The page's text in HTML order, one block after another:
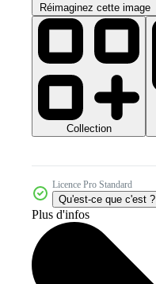
Réimaginez cette image
Collection
Licence Pro Standard
Qu'est-ce que c'est ?
Plus d'infos